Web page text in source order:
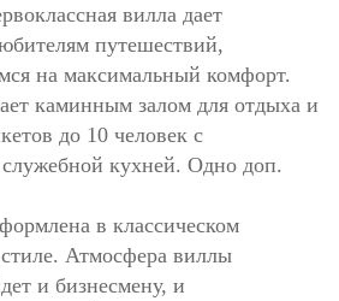
вилла дает
путешествий,
на максимальный комфорт.
каминным залом для отдыха и
до 10 человек с
кухней. Одно доп.
в классическом
Атмосфера виллы
и бизнесмену, и